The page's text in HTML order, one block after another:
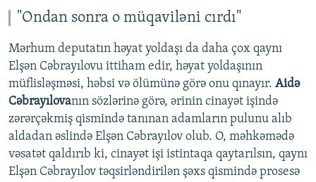
"Ondan sonra o müqaviləni cırdı"
Mərhum deputatın həyat yoldaşı da daha çox qaynı
Elşən Cəbrayılovu ittiham edir, həyat yoldaşının
müflisləşməsi, həbsi və ölümünə görə onu qınayır. Aidə
Cəbrayılovanın sözlərinə görə, ərinin cinayət işində
zərərçəkmiş qismində tanınan adamların pulunu alıb
aldadan əslində Elşən Cəbrayılov olub. O, məhkəmədə
vəsatət qaldırıb ki, cinayət işi istintaqa qaytarılsın, qaynı
Elşən Cəbrayılov təqsirləndirilən şəxs qismində prosesə